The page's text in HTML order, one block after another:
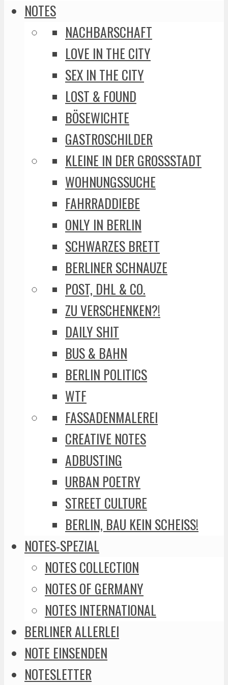
NOTES
NACHBARSCHAFT
LOVE IN THE CITY
SEX IN THE CITY
LOST & FOUND
BÖSEWICHTE
GASTROSCHILDER
KLEINE IN DER GROSSSTADT
WOHNUNGSSUCHE
FAHRRADDIEBE
ONLY IN BERLIN
SCHWARZES BRETT
BERLINER SCHNAUZE
POST, DHL & CO.
ZU VERSCHENKEN?!
DAILY SHIT
BUS & BAHN
BERLIN POLITICS
WTF
FASSADENMALEREI
CREATIVE NOTES
ADBUSTING
URBAN POETRY
STREET CULTURE
BERLIN, BAU KEIN SCHEISS!
NOTES-SPEZIAL
NOTES COLLECTION
NOTES OF GERMANY
NOTES INTERNATIONAL
BERLINER ALLERLEI
NOTE EINSENDEN
NOTESLETTER